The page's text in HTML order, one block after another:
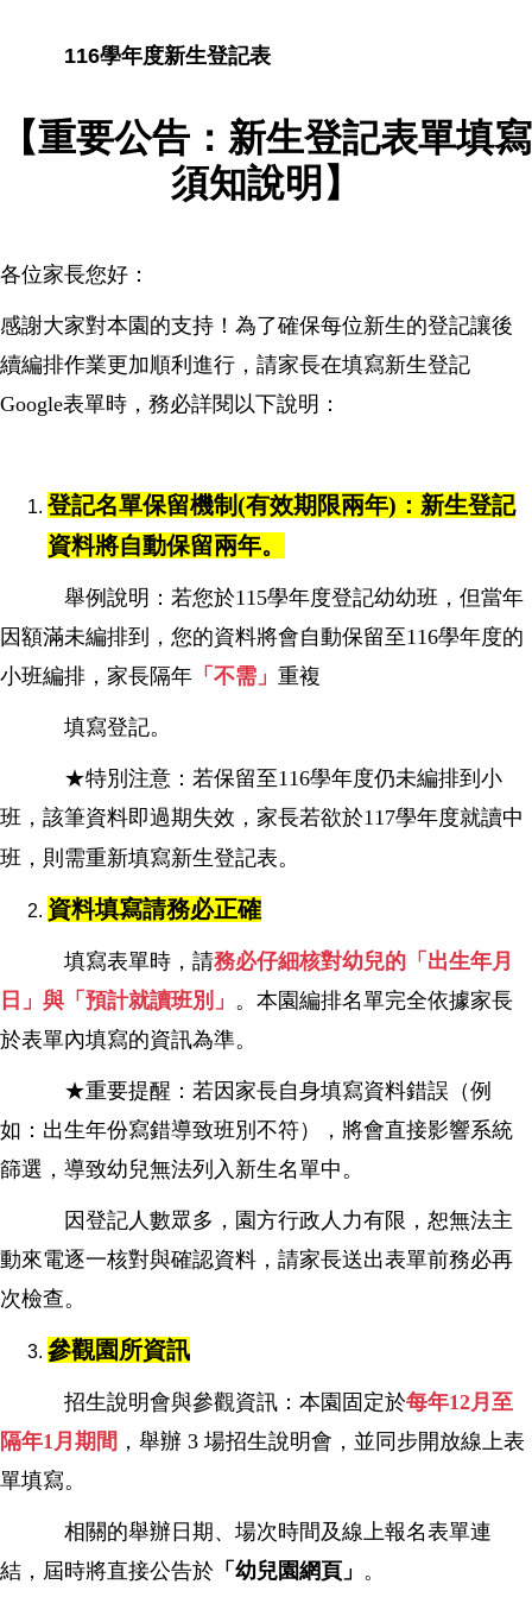
116學年度新生登記表
【重要公告：新生登記表單填寫
須知說明】
各位家長您好：
感謝大家對本園的支持！為了確保每位新生的登記讓後
續編排作業更加順利進行，請家長在填寫新生登記
Google表單時，務必詳閱以下說明：
登記名單保留機制(有效期限兩年)：新生登記
資料將自動保留兩年。
舉例說明：若您於115學年度登記幼幼班，但當年
因額滿未編排到，您的資料將會自動保留至116學年度的
小班編排， 家長隔年 「不需」 重複
填寫登記。
★特別注意：若保留至116學年度仍未編排到小
班，該筆資料即過期失效，家長若欲於117學年度就讀中
班，則需重新填寫新生登記表。
資料填寫請務必正確
填寫表單時，請務必仔細核對幼兒的「出生年月
日」與「預計就讀班別」 。本園編排名單完全依據家長
於表單內填寫的資訊為準。
★重要提醒：若因家長自身填寫資料錯誤（例
如：出生年份寫錯導致班別不符），將會直接影響系統
篩選，導致幼兒無法列入新生名單中。
因登記人數眾多，園方行政人力有限，恕無法主
動來電逐一核對與確認資料，請家長送出表單前務必再
次檢查。
參觀園所資訊
招生說明會與參觀資訊：本園固定於每年12月至
隔年1月期間 ，舉辦 3 場招生說明會，並同步開放線上表
單填寫。
相關的舉辦日期、場次時間及線上報名表單連
結，屆時將直接公告於 「幼兒園網頁」 。